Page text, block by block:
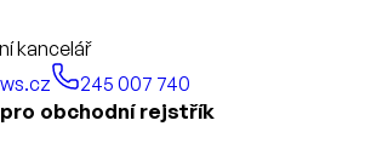
kancelář
245 007 740
obchodní rejstřík